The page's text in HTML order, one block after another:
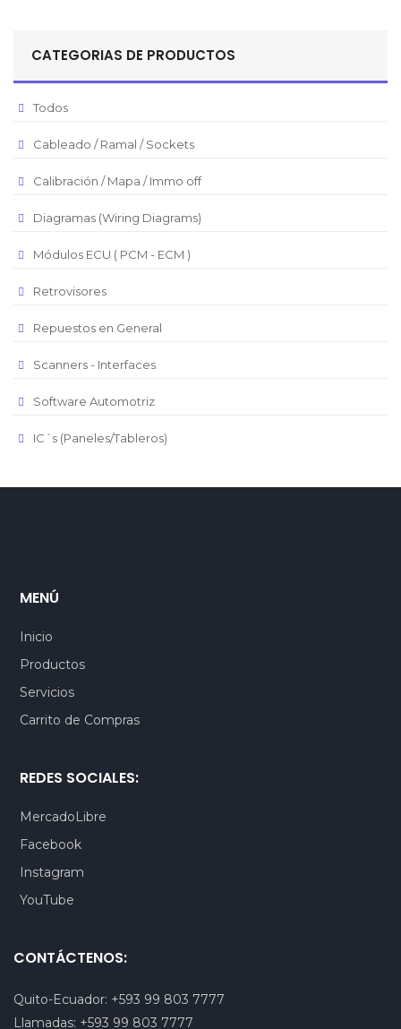
Pesos Mexicanos
Euro
Real Brasilero
CATEGORIAS DE PRODUCTOS
Todos
Cableado / Ramal / Sockets
Calibración / Mapa / Immo off
Diagramas (Wiring Diagrams)
Módulos ECU ( PCM - ECM )
Retrovisores
Repuestos en General
Scanners - Interfaces
Software Automotriz
IC´s (Paneles/Tableros)
MENÚ
Inicio
Productos
Servicios
Carrito de Compras
REDES SOCIALES:
MercadoLibre
Facebook
Instagram
YouTube
CONTÁCTENOS:
Quito-Ecuador: +593 99 803 7777
Llamadas: +593 99 803 7777